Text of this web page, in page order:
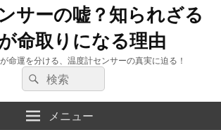
サーの嘘？知られざる
命取りになる理由
命運を分ける、温度計センサーの真実に迫る！
検
索:
検
索
メニュー